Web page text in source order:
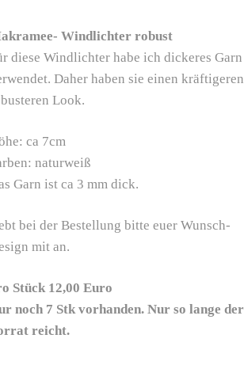
Windlichter robust
diese Windlichter habe ich dickeres Garn
Daher haben sie einen kräftigeren
Look.
ca 7cm
naturweiß
Garn ist ca 3 mm dick.
bei der Bestellung bitte euer Wunsch-
mit an.
Stück 12,00 Euro
noch 7 Stk vorhanden. Nur so lange der
reicht.